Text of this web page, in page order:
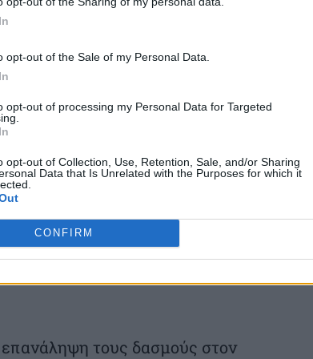
opt-out of the Sale of my Personal Data.
opt-out of processing my Personal Data for Targeted
opt-out of Collection, Use, Retention, Sale, and/or Sharing
Data that Is Unrelated with the Purposes for which it
CONFIRM
τη δυναμική της συνάντησης
ένας χρήσιμος μοχλός πίεσης για το
στην ατζέντα της συνάντησης:
οι ΗΠΑ και η Κίνα έμοιαζαν να
πολέμου, που θα μπορούσε να
οικονομίας, σημειώνει σε ανάλυσή
τους δασμούς στον